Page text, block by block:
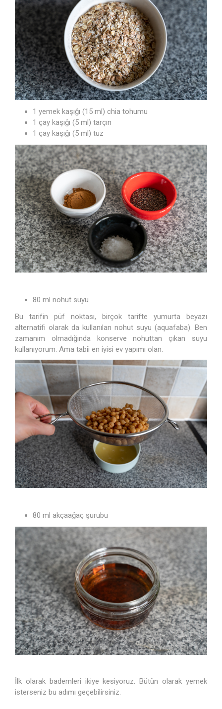
1 yemek kaşığı (15 ml) chia tohumu
1 çay kaşığı (5 ml) tarçın
1 çay kaşığı (5 ml) tuz
80 ml nohut suyu
Bu tarifin püf noktası, birçok tarifte yumurta beyazı
alternatifi olarak da kullanılan nohut suyu (aquafaba). Ben
zamanım olmadığında konserve nohuttan çıkan suyu
kullanıyorum. Ama tabii en iyisi ev yapımı olan.
80 ml akçaağaç şurubu
İlk olarak bademleri ikiye kesiyoruz. Bütün olarak yemek
isterseniz bu adımı geçebilirsiniz.